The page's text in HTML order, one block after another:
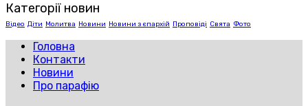
Категорії новин
Відео Діти Молитва Новини Новини з єпархій Проповіді Свята Фото
Головна
Контакти
Новини
Про парафію